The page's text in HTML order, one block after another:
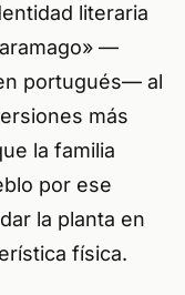
literaria
—
portugués— al
más
la familia
por ese
la planta en
física.